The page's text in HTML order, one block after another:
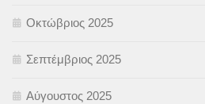
Οκτώβριος 2025
Σεπτέμβριος 2025
Αύγουστος 2025